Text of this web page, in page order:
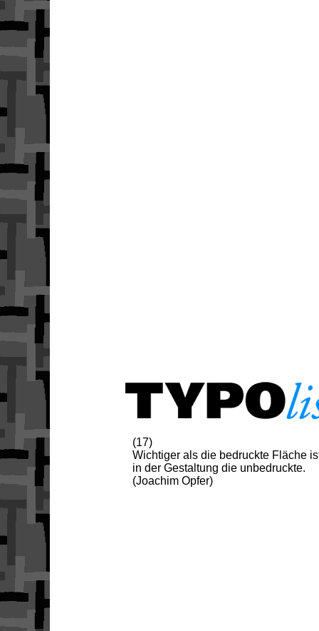
(17)
Wichtiger als die bedruckte Fläche
in der Gestaltung die unbedruckte.
(Joachim Opfer)